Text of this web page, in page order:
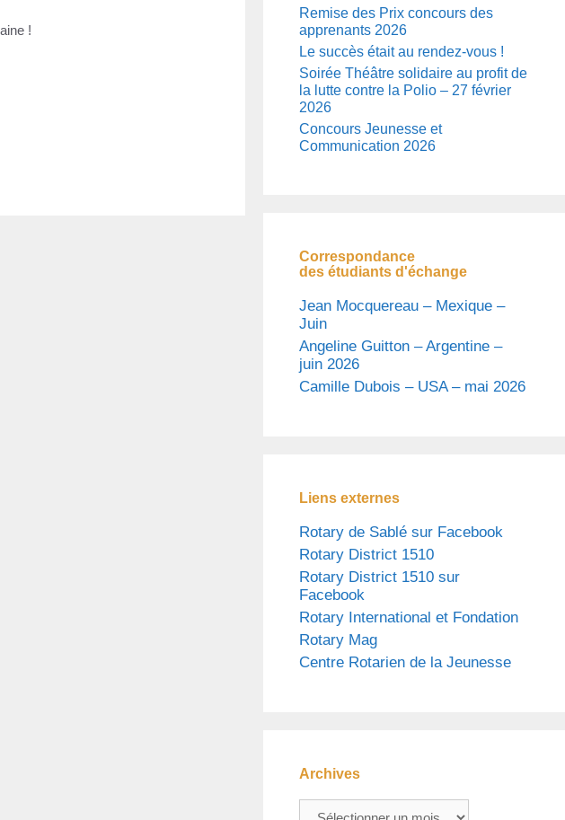
!
Remise des Prix concours des
apprenants 2026
Le succès était au rendez-vous !
Soirée Théâtre solidaire au profit de
la lutte contre la Polio – 27 février
2026
Concours Jeunesse et
Communication 2026
Correspondance
des étudiants d'échange
Jean Mocquereau – Mexique –
Juin
Angeline Guitton – Argentine –
juin 2026
Camille Dubois – USA – mai 2026
Liens externes
Rotary de Sablé sur Facebook
Rotary District 1510
Rotary District 1510 sur
Facebook
Rotary International et Fondation
Rotary Mag
Centre Rotarien de la Jeunesse
Archives
Archives